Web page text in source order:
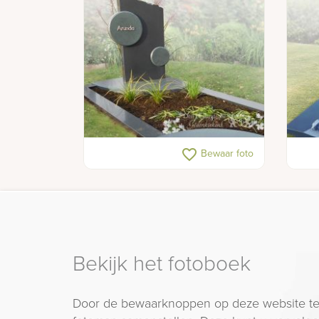
Matte grafsteen met grafkunst
favorite_border Bewaar foto
Bekijk het fotoboek
Door de bewaarknoppen op deze website